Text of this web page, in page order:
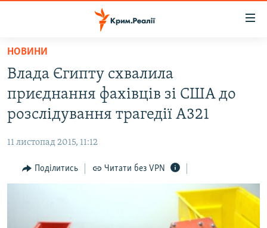
Перейти
основного
матеріалу
Перейти
до
основної
Перейти
до
ВОДА.КРИМ
ВІДЕО ТА ФОТО
БЛОГИ
ПОГЛЯД
НОВИНИ
Влада Єгипту схвалила
приєднання фахівців зі США до
розслідування трагедії А321
11 листопад 2015, 11:12
Поділитись Читати без VPN